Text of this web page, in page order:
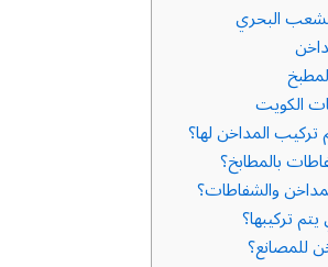
البحري
الكويت
تركيب المداخن لها؟
بالمطابخ؟
والشفاطات؟
تركيبها؟
للمصانع؟